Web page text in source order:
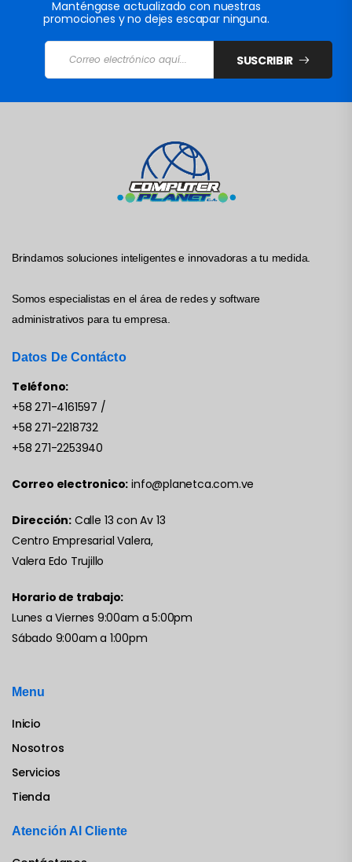
Manténgase actualizado con nuestras
promociones y no dejes escapar ninguna.
SUSCRIBIR
Brindamos soluciones inteligentes e innovadoras a tu medida.
Somos especialistas en el área de redes y software
administrativos para tu empresa.
Datos De Contácto
Teléfono:
+58 271-4161597 /
+58 271-2218732
+58 271-2253940
Correo electronico: info@planetca.com.ve
Dirección: Calle 13 con Av 13
Centro Empresarial Valera,
Valera Edo Trujillo
Horario de trabajo:
Lunes a Viernes 9:00am a 5:00pm
Sábado 9:00am a 1:00pm
Menu
Inicio
Nosotros
Servicios
Tienda
Atención Al Cliente